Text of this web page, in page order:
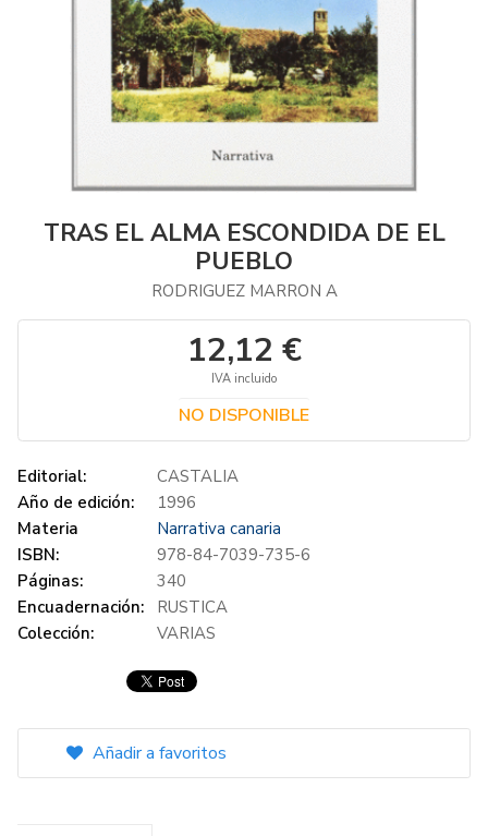
TRAS EL ALMA ESCONDIDA DE EL
PUEBLO
RODRIGUEZ MARRON A
12,12 €
IVA incluido
NO DISPONIBLE
Editorial:
CASTALIA
Año de edición:
1996
Materia
Narrativa canaria
ISBN:
978-84-7039-735-6
Páginas:
340
Encuadernación:
RUSTICA
Colección:
VARIAS
Añadir a favoritos